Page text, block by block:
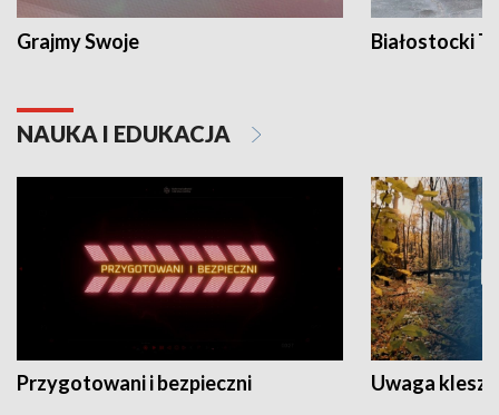
Grajmy Swoje Białostocki
NAUKA I EDUKACJA
Przygotowani i bezpieczni Uwaga